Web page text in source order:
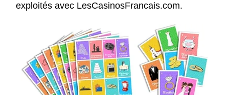
exploités avec LesCasinosFrancais.com.